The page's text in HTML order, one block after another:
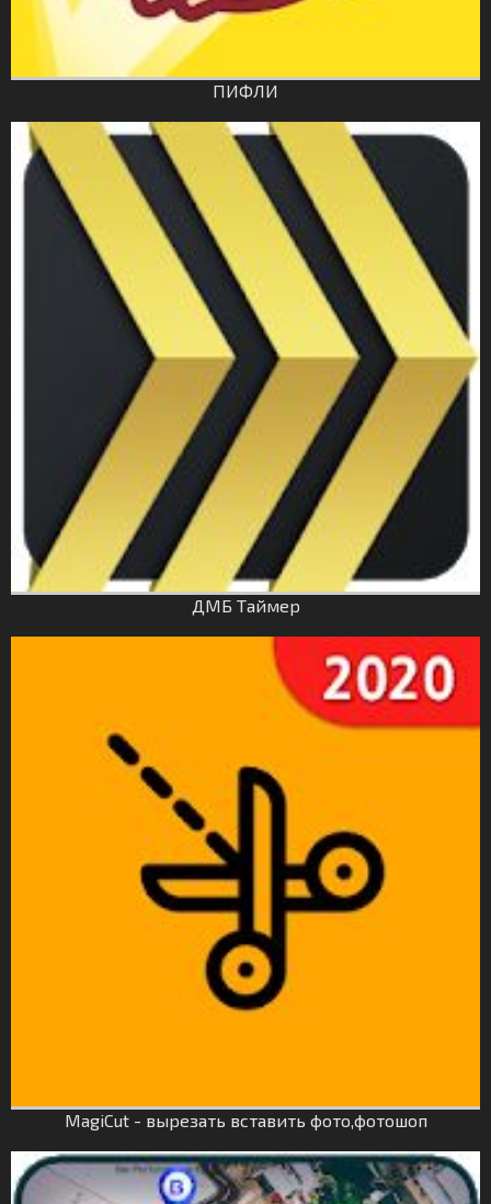
ПИФЛИ
ДМБ Таймер
MagiCut - вырезать вставить фото,фотошоп